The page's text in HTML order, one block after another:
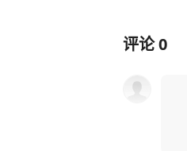
评论0